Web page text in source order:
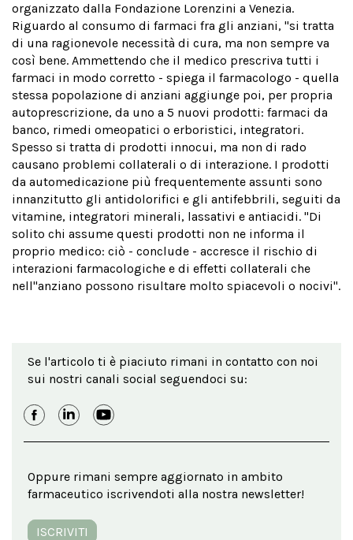
organizzato dalla Fondazione Lorenzini a Venezia.
Riguardo al consumo di farmaci fra gli anziani, "si tratta
di una ragionevole necessità di cura, ma non sempre va
così bene. Ammettendo che il medico prescriva tutti i
farmaci in modo corretto - spiega il farmacologo - quella
stessa popolazione di anziani aggiunge poi, per propria
autoprescrizione, da uno a 5 nuovi prodotti: farmaci da
banco, rimedi omeopatici o erboristici, integratori.
Spesso si tratta di prodotti innocui, ma non di rado
causano problemi collaterali o di interazione. I prodotti
da automedicazione più frequentemente assunti sono
innanzitutto gli antidolorifici e gli antifebbrili, seguiti da
vitamine, integratori minerali, lassativi e antiacidi. "Di
solito chi assume questi prodotti non ne informa il
proprio medico: ciò - conclude - accresce il rischio di
interazioni farmacologiche e di effetti collaterali che
nell''anziano possono risultare molto spiacevoli o nocivi".
Se l'articolo ti è piaciuto rimani in contatto con noi
sui nostri canali social seguendoci su:
Oppure rimani sempre aggiornato in ambito
farmaceutico iscrivendoti alla nostra newsletter!
ISCRIVITI